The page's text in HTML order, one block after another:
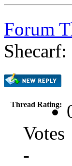
Forum
Shecarf:
Thread Rating:
Votes
-